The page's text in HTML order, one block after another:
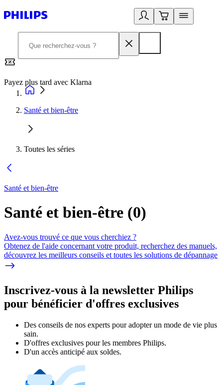
Payez plus tard avec Klarna
Santé et bien-être
Toutes les séries
Santé et bien-être
Santé et bien-être (0)
Avez-vous trouvé ce que vous cherchiez ?
Obtenez de l'aide concernant votre produit, recherchez des manuels,
découvrez les meilleurs conseils et toutes les solutions de dépannage
Inscrivez-vous à la newsletter Philips
pour bénéficier d'offres exclusives
Des conseils de nos experts pour adopter un mode de vie plus
sain.
D'offres exclusives pour les membres Philips.
D'un accès anticipé aux soldes.